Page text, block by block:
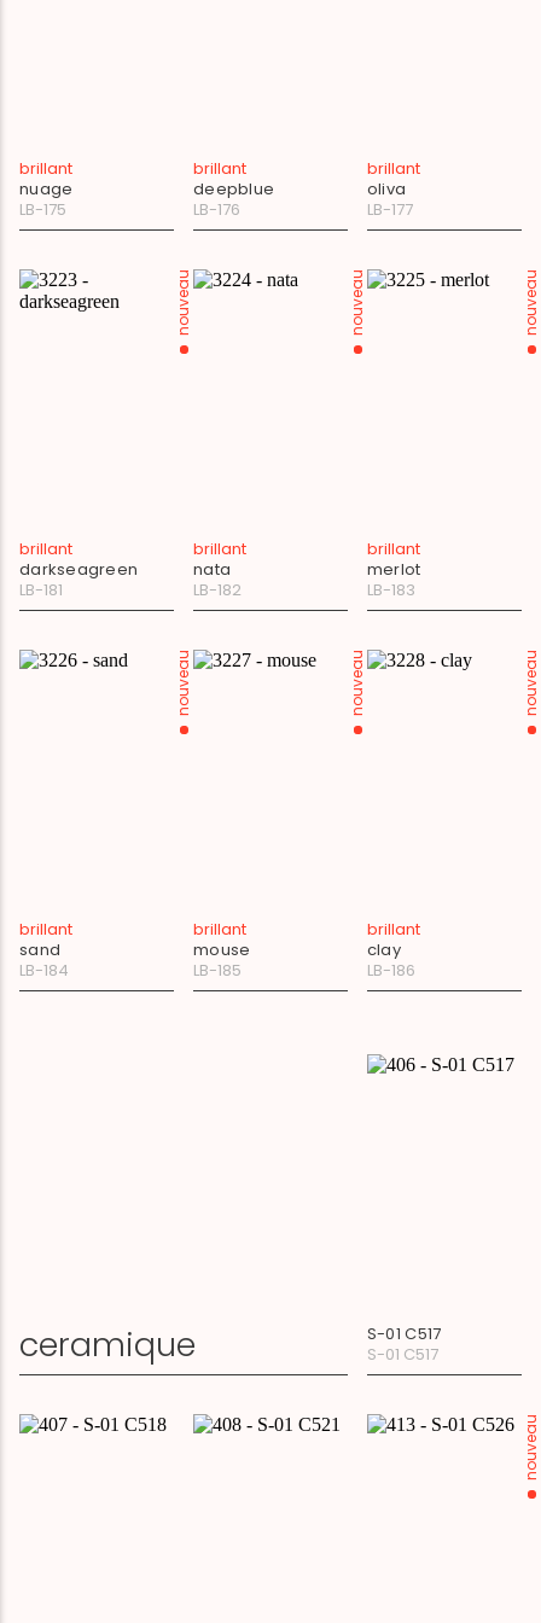
brillant
nuage
LB-175
brillant
deepblue
LB-176
brillant
oliva
LB-177
brillant
darkseagreen
LB-181
nouveau
brillant
nata
LB-182
nouveau
brillant
merlot
LB-183
nouveau
brillant
sand
LB-184
nouveau
brillant
mouse
LB-185
nouveau
brillant
clay
LB-186
nouveau
ceramique
S-01 C517
S-01 C517
nouveau